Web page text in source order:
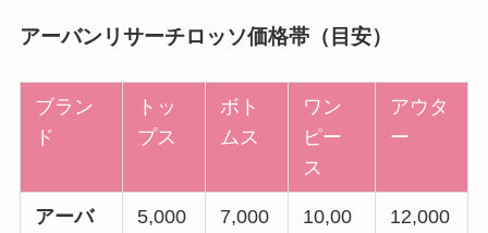
アーバンリサーチロッソ価格帯（目安）
ブラン
ド
トッ
プス
ボト
ムス
ワン
ピー
ス
アウタ
ー
アーバ
5,000
7,000
10,00
12,000